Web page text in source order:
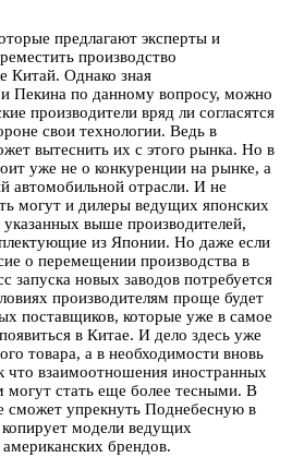
предлагают эксперты и
производство
Китай. Однако зная
Пекина по данному вопросу, можно
производители вряд ли согласятся
свои технологии. Ведь в
вытеснить их с этого рынка. Но в
уже не о конкуренции на рынке, а
автомобильной отрасли. И не
могут и дилеры ведущих японских
выше производителей,
из Японии. Но даже если
о перемещении производства в
запуска новых заводов потребуется
производителям проще будет
поставщиков, которые уже в самое
в Китае. И дело здесь уже
товара, а в необходимости вновь
что взаимоотношения иностранных
могут стать еще более тесными. В
сможет упрекнуть Поднебесную в
модели ведущих
брендов.